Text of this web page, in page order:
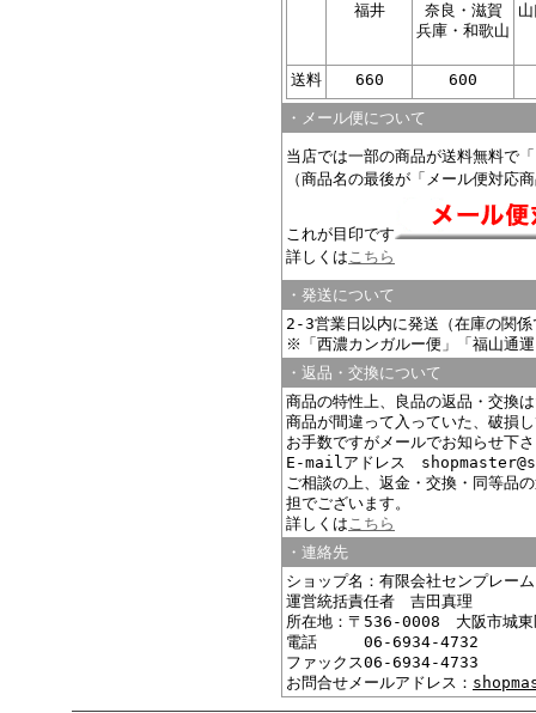
福井
奈良・滋賀
兵庫・和歌山
送料 660 600
・メール便について
当店では一部の商品が送料無料で
（商品名の最後が「メール便対応
これが目印です
詳しくはこちら
・発送について
2-3営業日以内に発送（在庫の関
※「西濃カンガルー便」「福山通
・返品・交換について
商品の特性上、良品の返品・交換
商品が間違って入っていた、破損
お手数ですがメールでお知らせ下
E-mailアドレス
ご相談の上、返金・交換・同等品
担でございます。
詳しくはこちら
・連絡先
ショップ名：有限会社センプレーム
運営統括責任者 吉田真理
所在地：〒536-0008 大阪市城
電話 06-6934-4732
ファックス06-6934-4733
お問合せメールアドレス：